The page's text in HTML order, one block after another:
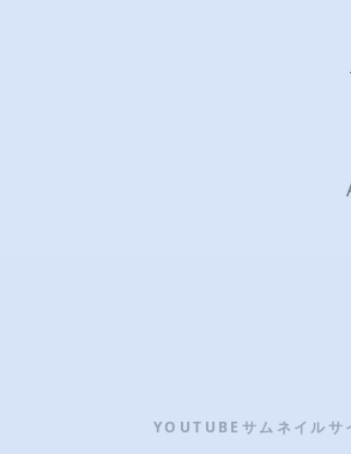
YOUTUBEサムネイルサ